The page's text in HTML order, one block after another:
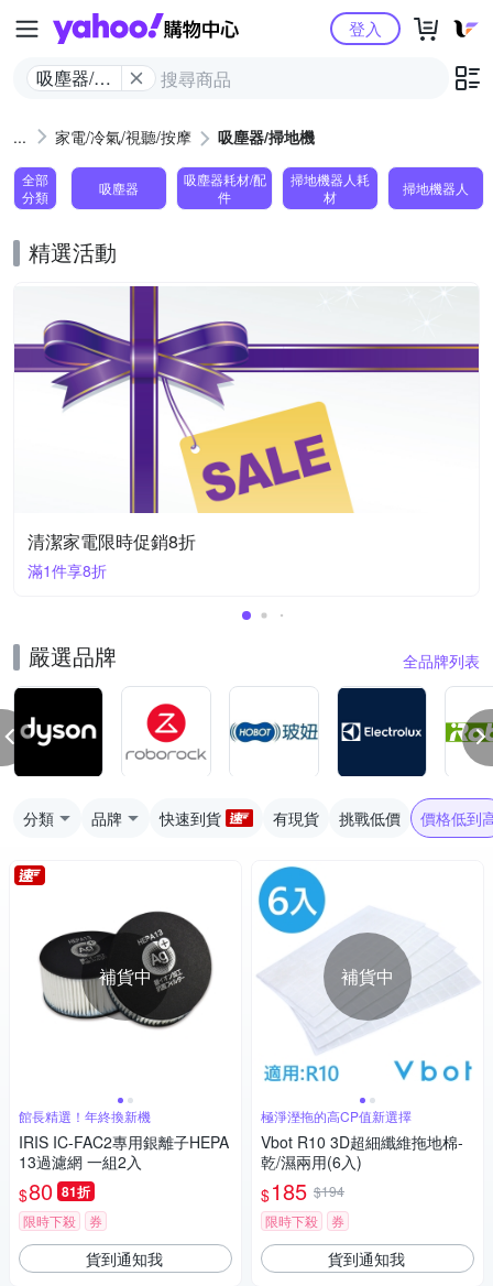
Yahoo購物中心
吸塵器/掃
登入
家電/冷氣/視聽/按摩 吸塵器/掃地機
全部
分類
吸塵器
吸塵器耗材/配
件
掃地機器人耗
材
掃地機器人
精選活動
清潔家電限時促銷8折
滿1件享8折
嚴選品牌 全品牌列表
分類 品牌 快速到貨 有現貨 挑戰低價 價格低到
補貨中
館長精選！年終換新機
IRIS IC-FAC2專用銀離子HEPA
13過濾網 一組2入
$80 81折
限時下殺 券
貨到通知我
補貨中
極淨溼拖的高CP值新選擇
Vbot R10 3D超細纖維拖地棉-
乾/濕兩用(6入)
$185 $194
限時下殺
券
貨到通知我